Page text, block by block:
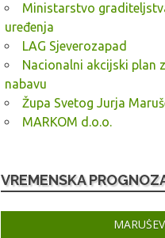
Ministarstvo
uređenja
LAG Sjeverozapad
Nacionalni akcijski plan
nabavu
Župa Svetog Jurja
MARKOM d.o.o.
VREMENSKA